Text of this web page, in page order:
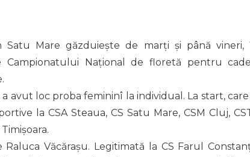
Satu Mare găzduiește de marți și până vineri,
Campionatului Național de floretă pentru
avut loc proba femininî la individual. La start, care
la CSA Steaua, CS Satu Mare, CSM Cluj,
Văcărașu. Legitimată la CS Farul